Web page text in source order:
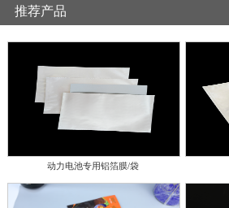
推荐产品
动力电池专用铝箔膜/袋